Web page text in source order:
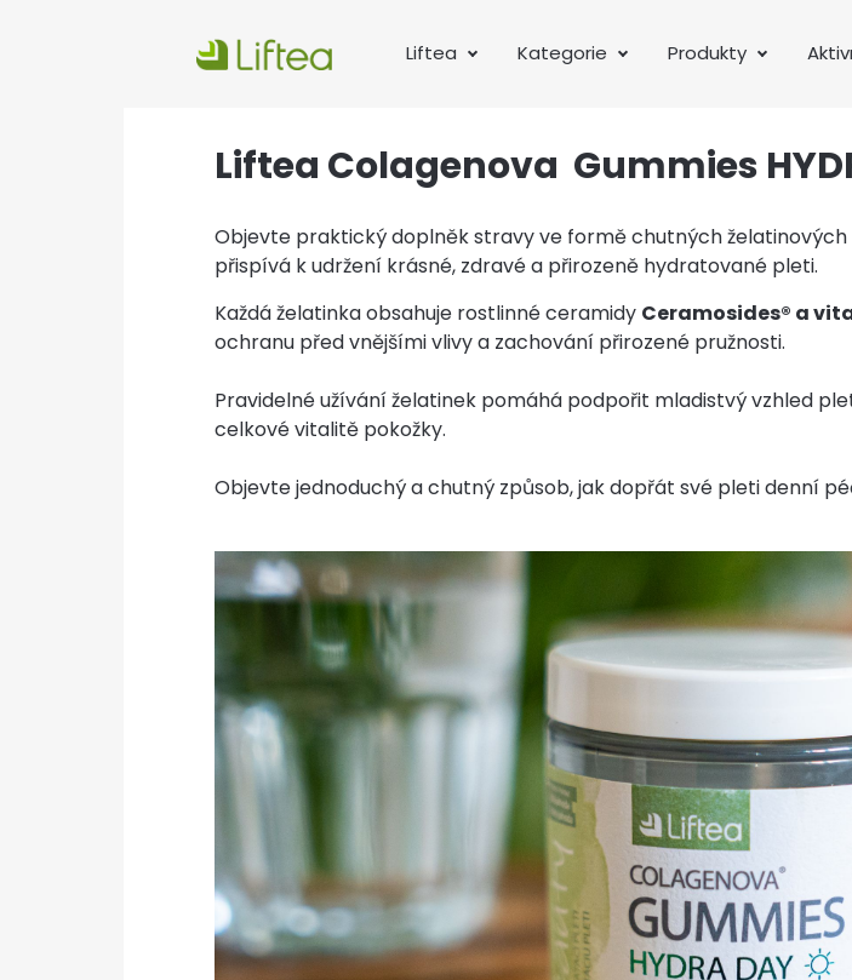
Liftea Kategorie Produkty
Liftea Colagenova Gummies
Objevte praktický doplněk stravy ve formě chutných
přispívá k udržení krásné, zdravé a přirozeně hydratované pleti.
Každá želatinka obsahuje rostlinné ceramidy Ceramosides® a
ochranu před vnějšími vlivy a zachování přirozené pružnosti.
Pravidelné užívání želatinek pomáhá podpořit mladistvý vzhled
celkové vitalitě pokožky.
Objevte jednoduchý a chutný způsob, jak dopřát své pleti denní